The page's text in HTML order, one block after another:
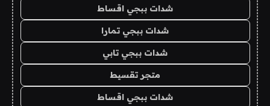
شدات ببجي اقساط
شدات ببجي تمارا
شدات ببجي تابي
متجر تقسيط
شدات ببجي اقساط